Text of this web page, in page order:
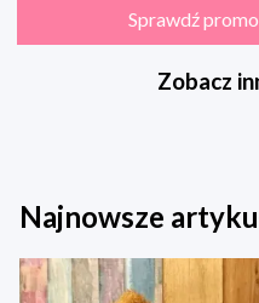
Sprawdź
Zobacz
Najnowsze